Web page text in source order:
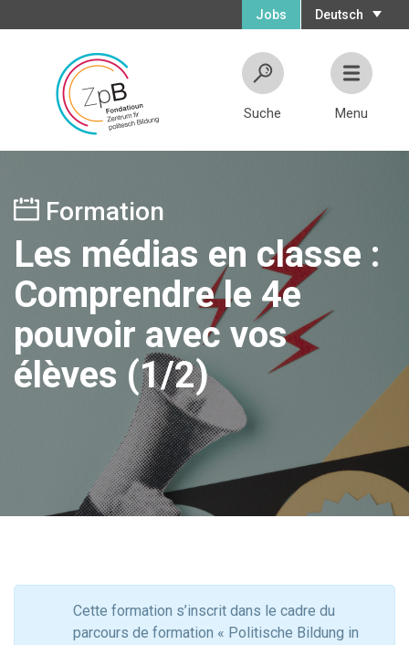
Deutsch
Jobs
Suche Menu
Formation
Les médias en classe :
Comprendre le 4e
pouvoir avec vos
élèves (1/2)
Cette formation s’inscrit dans le cadre du
parcours de formation « Politische Bildung in